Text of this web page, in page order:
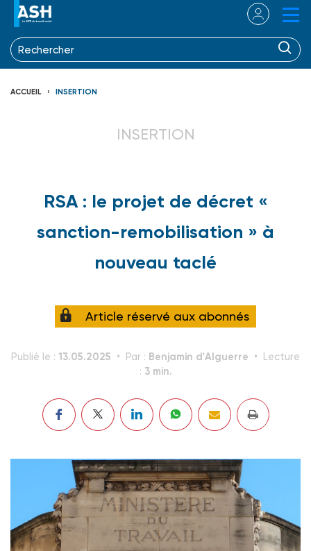
ACCUEIL INSERTION
INSERTION
RSA : le projet de décret «
sanction-remobilisation » à
nouveau taclé
Article réservé aux abonnés
Publié le : 13.05.2025 Par : Benjamin d'Alguerre
Lecture
: 3 min.